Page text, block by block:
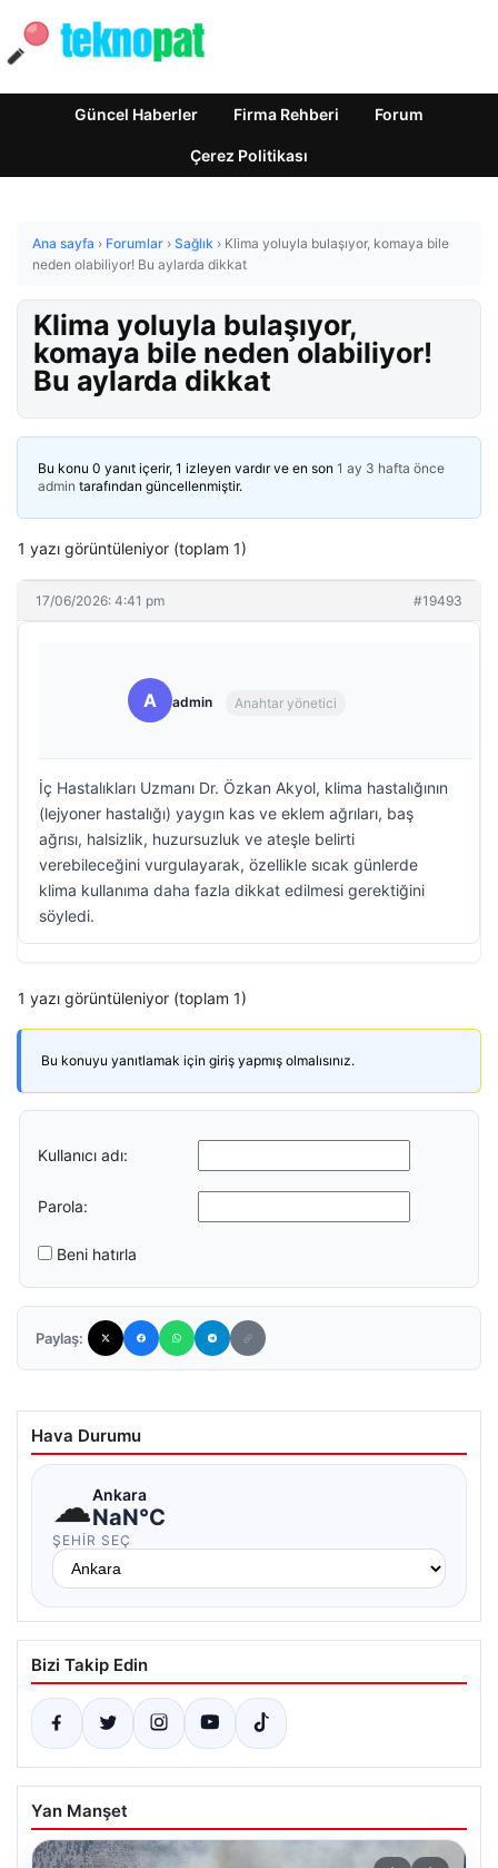
Güncel Haberler Firma Rehberi Forum
Çerez Politikası
Ana sayfa › Forumlar › Sağlık › Klima yoluyla bulaşıyor, komaya bile
neden olabiliyor! Bu aylarda dikkat
Klima yoluyla bulaşıyor,
komaya bile neden olabiliyor!
Bu aylarda dikkat
Bu konu 0 yanıt içerir, 1 izleyen vardır ve en son 1 ay 3 hafta önce
admin tarafından güncellenmiştir.
1 yazı görüntüleniyor (toplam 1)
17/06/2026: 4:41 pm #19493
A admin Anahtar yönetici
İç Hastalıkları Uzmanı Dr. Özkan Akyol, klima hastalığının
(lejyoner hastalığı) yaygın kas ve eklem ağrıları, baş
ağrısı, halsizlik, huzursuzluk ve ateşle belirti
verebileceğini vurgulayarak, özellikle sıcak günlerde
klima kullanıma daha fazla dikkat edilmesi gerektiğini
söyledi.
1 yazı görüntüleniyor (toplam 1)
Bu konuyu yanıtlamak için giriş yapmış olmalısınız.
Kullanıcı adı:
Parola:
Beni hatırla
Paylaş:
Hava Durumu
☁Ankara
NaN°C
ŞEHIR SEÇ
Bizi Takip Edin
Yan Manşet